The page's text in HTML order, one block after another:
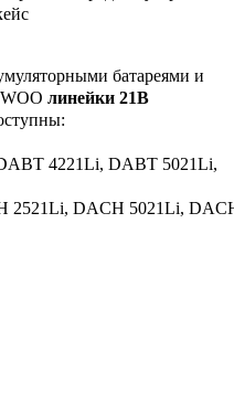
батареями и
линейки 21В
4221Li, DABT 5021Li,
2521Li, DACH 5021Li,